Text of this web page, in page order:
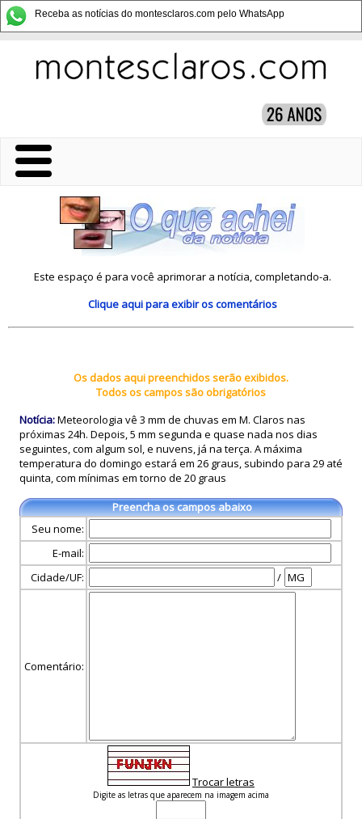
Receba as notícias do montesclaros.com pelo WhatsApp
Este espaço é para você aprimorar a notícia, completando-a.
Clique aquipara exibir os comentários
Os dados aqui preenchidos serão exibidos.
Todos os campos são obrigatórios
Notícia:Meteorologia vê 3 mm de chuvas em M. Claros nas
próximas 24h. Depois, 5 mm segunda e quase nada nos dias
seguintes, com algum sol, e nuvens, já na terça. A máxima
temperatura do domingo estará em 26 graus, subindo para 29 até
quinta, com mínimas em torno de 20 graus
Preencha os campos abaixo
Seu nome:
E-mail:
Cidade/UF:
/
Comentário:
Trocar letras
Digite as letras que aparecem na imagem acima